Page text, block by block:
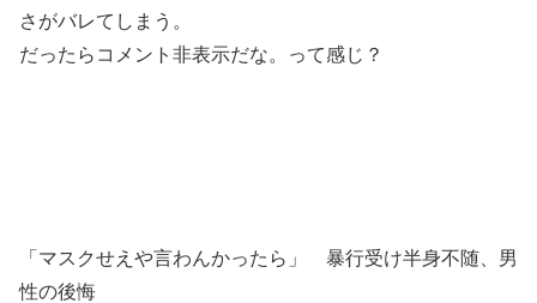
さがバレてしまう。
だったらコメント非表示だな。って感じ？
「マスクせえや言わんかったら」 暴行受け半身不随、男
性の後悔